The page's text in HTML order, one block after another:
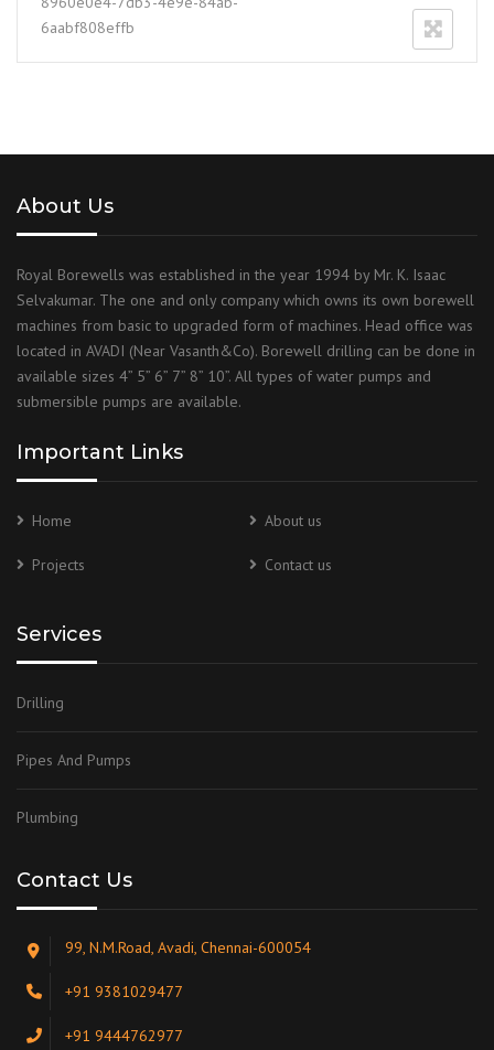
6aabf808effb
About Us
Royal Borewells was established in the year 1994 by Mr. K. Isaac
Selvakumar. The one and only company which owns its own borewell
machines from basic to upgraded form of machines. Head office was
located in AVADI (Near Vasanth&Co). Borewell drilling can be done in
available sizes 4” 5” 6” 7” 8” 10”. All types of water pumps and
submersible pumps are available.
Important Links
Home About us
Projects Contact us
Services
Drilling
Pipes And Pumps
Plumbing
Contact Us
99, N.M.Road, Avadi, Chennai-600054
+91 9381029477
+91 9444762977